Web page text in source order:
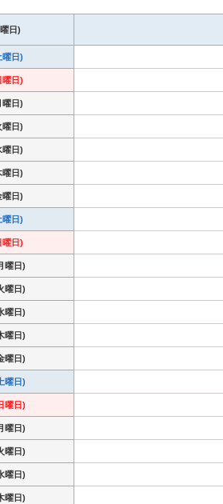
日)
曜日)
曜日)
曜日)
曜日)
曜日)
曜日)
曜日)
曜日)
曜日)
曜日)
曜日)
曜日)
曜日)
曜日)
曜日)
曜日)
曜日)
曜日)
曜日)
曜日)